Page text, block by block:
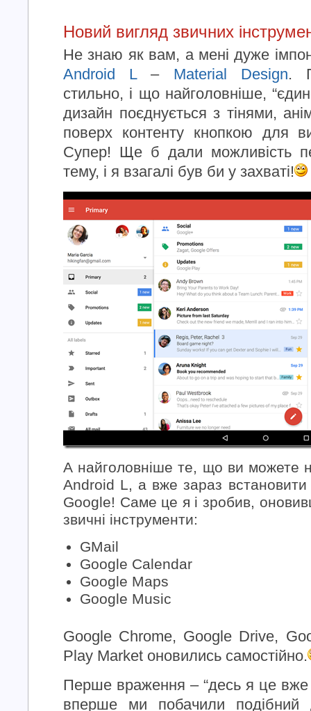
Новий вигляд звичних
Не знаю як вам, а мені дуже
Android L– Material Design.
стильно, і що найголовніше,
дизайн поєднується з тінями,
поверх контенту кнопкою для
Супер! Ще б дали можливість
тему, і я взагалі був би у захваті!
А найголовніше те, що ви можете
Android L, а вже зараз встановити
Google! Саме це я і зробив,
звичні інструменти:
GMail
Google Calendar
Google Maps
Google Music
Google Chrome, Google Drive,
Play Market оновились самостійно.
Перше враження – “десь я це вже
вперше ми побачили подібний